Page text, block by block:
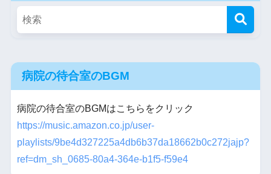
病院の待合室のBGM
病院の待合室のBGMはこちらをクリック
https://music.amazon.co.jp/user-
playlists/9be4d327225a4db6b37da18662b0c272jajp?
ref=dm_sh_0685-80a4-364e-b1f5-f59e4